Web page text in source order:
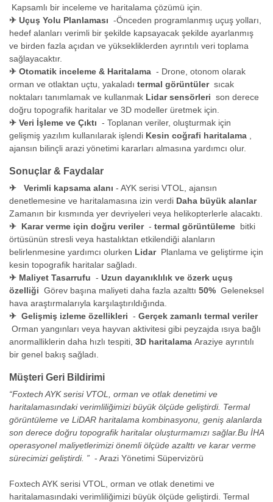
Kapsamlı bir inceleme ve haritalama çözümü için.
✈ Uçuş Yolu Planlaması -Önceden programlanmış uçuş yolları,
hedef alanları verimli bir şekilde kapsayacak şekilde ayarlanmış
ve birden fazla açıdan ve yüksekliklerden ayrıntılı veri toplama
sağlayacaktır.
✈ Otomatik inceleme & Haritalama - Drone, otonom olarak
orman ve otlaktan uçtu, yakaladı termal görüntüler sıcak
noktaları tanımlamak ve kullanmak Lidar sensörleri son derece
doğru topografik haritalar ve 3D modeller üretmek için.
✈ Veri İşleme ve Çıktı - Toplanan veriler, oluşturmak için
gelişmiş yazılım kullanılarak işlendi Kesin coğrafi haritalama
ajansın bilinçli arazi yönetimi kararları almasına yardımcı olur.
Sonuçlar & Faydalar
✈ Verimli kapsama alanı - AYK serisi VTOL, ajansın
denetlemesine ve haritalamasına izin verdi Daha büyük alanlar
Zamanın bir kısmında yer devriyeleri veya helikopterlerle alacaktı.
✈ Karar verme için doğru veriler - termal görüntüleme bitki
örtüsünün stresli veya hastalıktan etkilendiği alanların
belirlenmesine yardımcı olurken Lidar Planlama ve geliştirme için
kesin topografik haritalar sağladı.
✈ Maliyet Tasarrufu - Uzun dayanıklılık ve özerk uçuş
özelliği Görev başına maliyeti daha fazla azalttı 50% Geleneksel
hava araştırmalarıyla karşılaştırıldığında.
✈ Gelişmiş izleme özellikleri - Gerçek zamanlı termal veriler
Orman yangınları veya hayvan aktivitesi gibi peyzajda ısıya bağlı
anormalliklerin daha hızlı tespiti, 3D haritalama Araziye ayrıntılı
bir genel bakış sağladı.
Müşteri Geri Bildirimi
“Foxtech AYK serisi VTOL, orman ve otlak denetimi ve
haritalamasındaki verimliliğimizi büyük ölçüde geliştirdi. Termal
görüntüleme ve LiDAR haritalama kombinasyonu, geniş alanlarda
son derece doğru topografik haritalar oluşturmamızı sağlar.Bu İHA
operasyonel maliyetlerimizi önemli ölçüde azalttı ve karar verme
sürecimizi geliştirdi. ” - Arazi Yönetimi Süpervizörü
Foxtech AYK serisi VTOL, orman ve otlak denetimi ve
haritalamasındaki verimliliğimizi büyük ölçüde geliştirdi. Termal